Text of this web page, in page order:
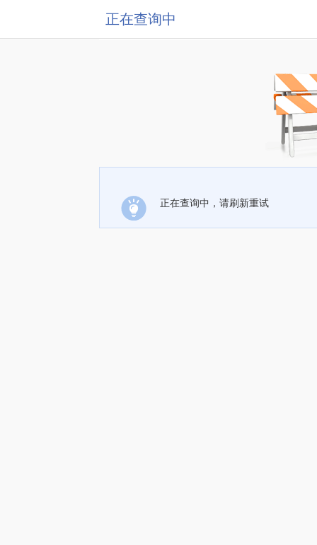
正在查询中
正在查询中，请刷新重试